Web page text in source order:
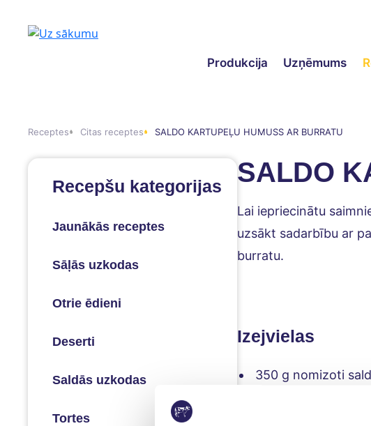
Produkcija Uzņēmums
Receptes Citas receptes SALDO KARTUPEĻU HUMUSS AR BURRATU
Recepšu kategorijas
Jaunākās receptes
Sāļās uzkodas
Otrie ēdieni
Deserti
Saldās uzkodas
Tortes
SALDO
Lai iepriecinātu
uzsākt sadarbību ar
burratu.
Izejvielas
350 g nomizoti